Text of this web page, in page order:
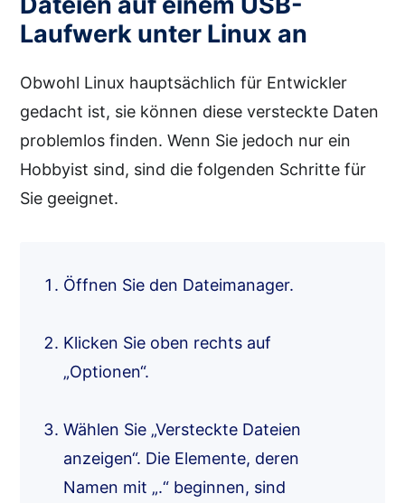
Laufwerk unter Linux an
Obwohl Linux hauptsächlich für Entwickler
gedacht ist, sie können diese versteckte Daten
problemlos finden. Wenn Sie jedoch nur ein
Hobbyist sind, sind die folgenden Schritte für
Sie geeignet.
Öffnen Sie den Dateimanager.
Klicken Sie oben rechts auf
„Optionen“.
Wählen Sie „Versteckte Dateien
anzeigen“. Die Elemente, deren
Namen mit „.“ beginnen, sind